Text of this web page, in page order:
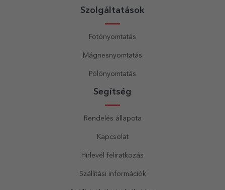
Szolgáltatások
Fotónyomtatás
Mágnesnyomtatás
Pólónyomtatás
Segítség
Rendelés állapota
Kapcsolat
Hírlevél feliratkozás
Szállítási információk